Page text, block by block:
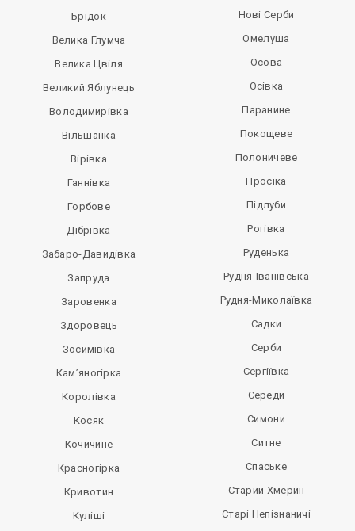
Брідок
Велика Глумча
Велика Цвіля
Великий Яблунець
Володимирівка
Вільшанка
Вірівка
Ганнівка
Горбове
Дібрівка
Забаро-Давидівка
Запруда
Заровенка
Здоровець
Зосимівка
Кам’яногірка
Королівка
Косяк
Кочичине
Красногірка
Кривотин
Куліші
Нові Серби
Омелуша
Осова
Осівка
Паранине
Покощеве
Полоничеве
Просіка
Підлуби
Рогівка
Руденька
Рудня-Іванівська
Рудня-Миколаївка
Садки
Серби
Сергіївка
Середи
Симони
Ситне
Спаське
Старий Хмерин
Старі Непізнаничі